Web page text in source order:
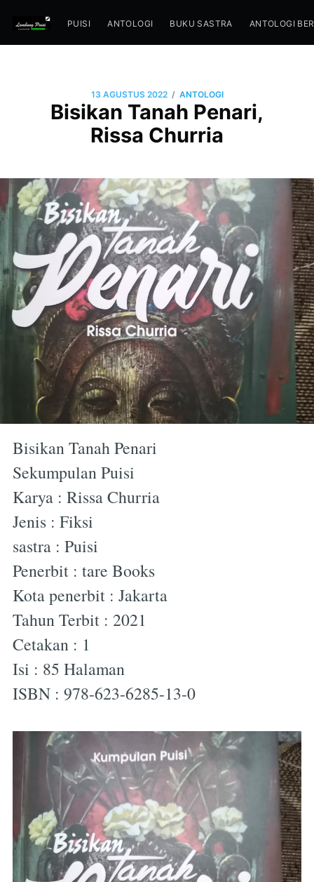
PUISI ANTOLOGI BUKU SASTRA ANTOLOGI
13 AGUSTUS 2022 / ANTOLOGI
Bisikan Tanah Penari,
Rissa Churria
Bisikan Tanah Penari
Sekumpulan Puisi
Karya : Rissa Churria
Jenis : Fiksi
sastra : Puisi
Penerbit : tare Books
Kota penerbit : Jakarta
Tahun Terbit : 2021
Cetakan : 1
Isi : 85 Halaman
ISBN : 978-623-6285-13-0